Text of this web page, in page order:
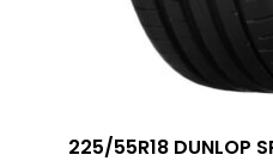
225/55R18 DUNLOP